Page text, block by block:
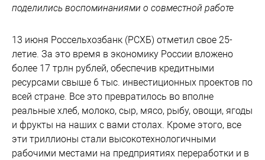
поделились воспоминаниями о совместной работе
13 июня Россельхозбанк (РСХБ) отметил свое 25-
летие. За это время в экономику России вложено
более 17 трлн рублей, обеспечив кредитными
ресурсами свыше 6 тыс. инвестиционных проектов по
всей стране. Все это превратилось во вполне
реальные хлеб, молоко, сыр, мясо, рыбу, овощи, ягоды
и фрукты на наших с вами столах. Кроме этого, все
эти триллионы стали высокотехнологичными
рабочими местами на предприятиях переработки и в